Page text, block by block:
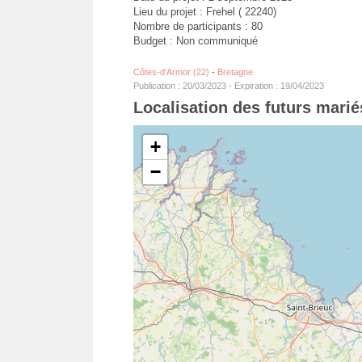
Lieu du projet : Frehel ( 22240)
Nombre de participants : 80
Budget : Non communiqué
Côtes-d'Armor (22) - Bretagne
Publication : 20/03/2023 - Expiration : 19/04/2023
Localisation des futurs
+
−